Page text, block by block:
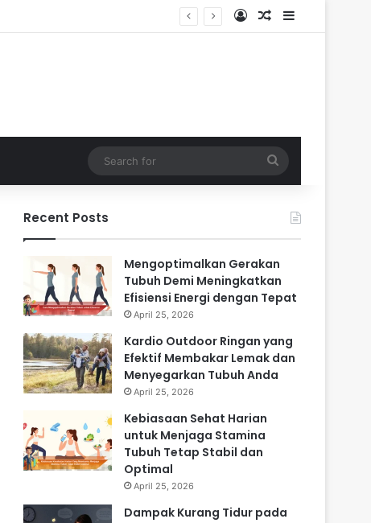
Log InRandom Article
Sidebar
for
Recent Posts
Mengoptimalkan Gerakan
Tubuh Demi Meningkatkan
Efisiensi Energi dengan Tepat
April 25, 2026
Kardio Outdoor Ringan yang
Efektif Membakar Lemak dan
Menyegarkan Tubuh Anda
April 25, 2026
Kebiasaan Sehat Harian
untuk Menjaga Stamina
Tubuh Tetap Stabil dan
Optimal
April 25, 2026
Dampak Kurang Tidur pada